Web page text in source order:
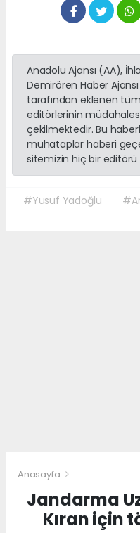
Anadolu Ajansı (AA),
Demirören Haber
tarafından eklenen
editörlerinin
çekilmektedir. Bu
muhataplar haberi
sitemizin hiç bir
#Yusuf Yadoğlu
Anasayfa
Jandarma
Kıran için